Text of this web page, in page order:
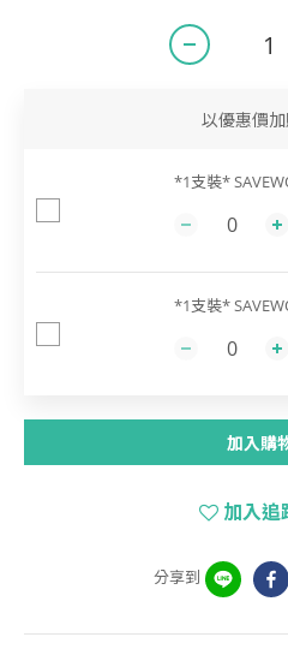
以優惠價
*1支裝*
*1支裝*
加入購
加入追
分享到